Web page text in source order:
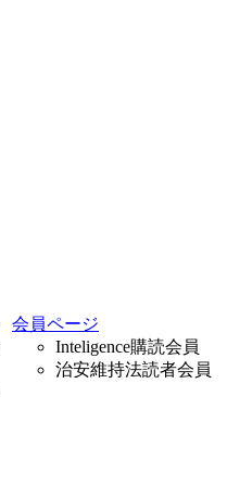
会員ページ
Inteligence購読会員
治安維持法読者会員